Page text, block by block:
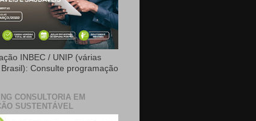
INBEC / UNIP (várias
Consulte programação
CONSULTORIA EM
SUSTENTÁVEL